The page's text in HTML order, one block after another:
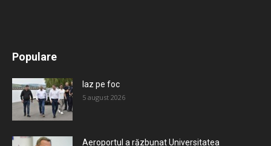
Populare
Iaz pe foc
5 august 2026
Aeroportul a răzbunat Universitatea